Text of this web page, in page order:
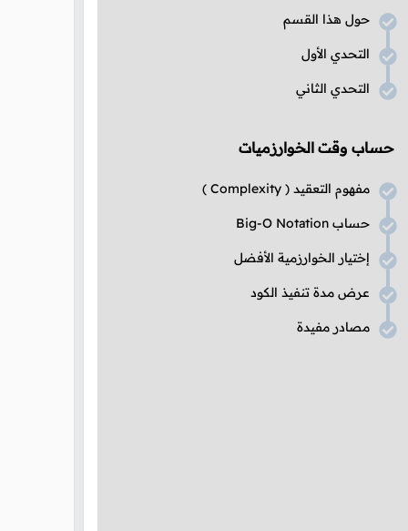
حول هذا القسم
التحدي الأول
التحدي الثاني
حساب وقت الخوارزميات
مفهوم التعقيد ( Complexity
)
حساب Big-O Notation
إختيار الخوارزمية الأفضل
عرض مدة تنفيذ الكود
مصادر مفيدة